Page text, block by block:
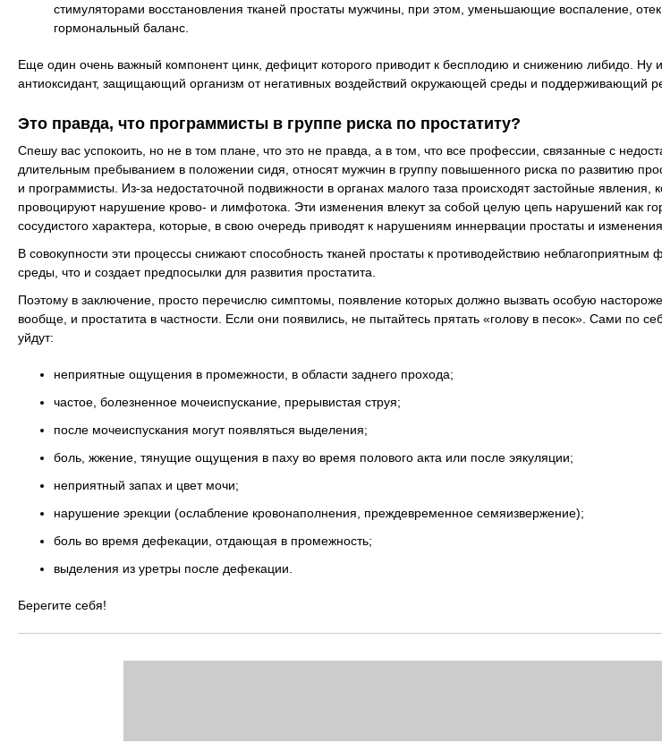
стимуляторами восстановления тканей простаты мужчины, при этом, уменьшающие воспаление,
гормональный баланс.
Еще один очень важный компонент цинк, дефицит которого приводит к бесплодию и снижению либидо.
антиоксидант, защищающий организм от негативных воздействий окружающей среды и поддерживающий
Это правда, что программисты в группе риска по простатиту?
Спешу вас успокоить, но не в том плане, что это не правда, а в том, что все профессии, связанные с
длительным пребыванием в положении сидя, относят мужчин в группу повышенного риска по развитию
и программисты. Из-за недостаточной подвижности в органах малого таза происходят застойные явления,
провоцируют нарушение крово- и лимфотока. Эти изменения влекут за собой целую цепь нарушений как
сосудистого характера, которые, в свою очередь приводят к нарушениям иннервации простаты и
В совокупности эти процессы снижают способность тканей простаты к противодействию
среды, что и создает предпосылки для развития простатита.
Поэтому в заключение, просто перечислю симптомы, появление которых должно вызвать особую
вообще, и простатита в частности. Если они появились, не пытайтесь прятать «голову в песок». Сами по
уйдут:
неприятные ощущения в промежности, в области заднего прохода;
частое, болезненное мочеиспускание, прерывистая струя;
после мочеиспускания могут появляться выделения;
боль, жжение, тянущие ощущения в паху во время полового акта или после эякуляции;
неприятный запах и цвет мочи;
нарушение эрекции (ослабление кровонаполнения, преждевременное семяизвержение);
боль во время дефекации, отдающая в промежность;
выделения из уретры после дефекации.
Берегите себя!